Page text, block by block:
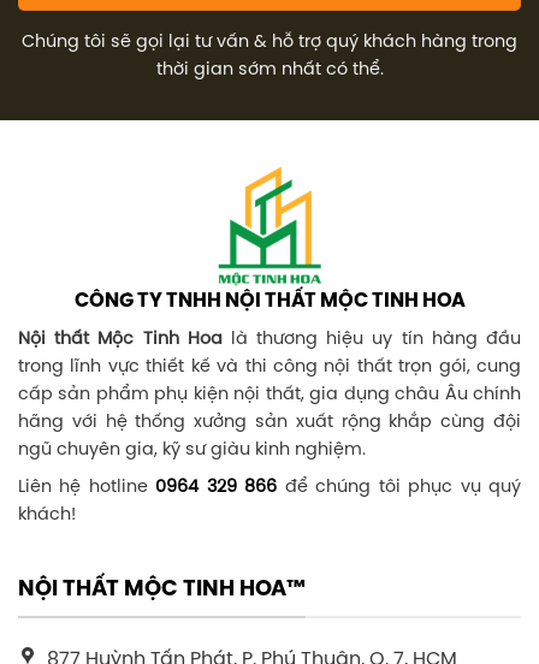
Chúng tôi sẽ gọi lại tư vấn & hỗ trợ quý khách hàng trong
thời gian sớm nhất có thể.
CÔNG TY TNHH NỘI THẤT MỘC TINH HOA
Nội thất Mộc Tinh Hoalà thương hiệu uy tín hàng đầu
trong lĩnh vực thiết kế và thi công nội thất trọn gói, cung
cấp sản phẩm phụ kiện nội thất, gia dụng châu Âu chính
hãng với hệ thống xưởng sản xuất rộng khắp cùng đội
ngũ chuyên gia, kỹ sư giàu kinh nghiệm.
Liên hệ hotline 0964 329 866 để chúng tôi phục vụ quý
khách!
NỘI THẤT MỘC TINH HOA™